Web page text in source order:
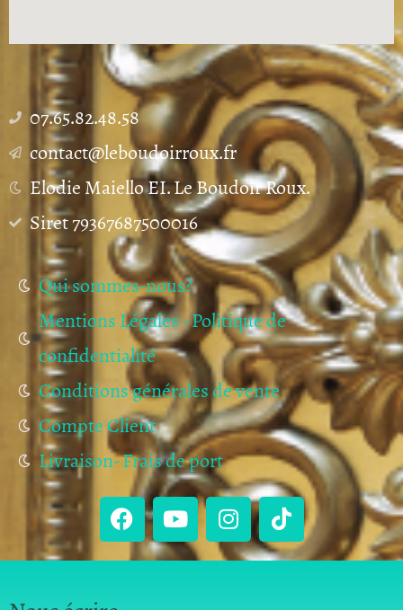
07.65.82.48.58
contact@leboudoirroux.fr
Elodie Maiello EI. Le Boudoir Roux.
Siret 79367687500016
Qui sommes-nous?
Mentions Légales - Politique de
confidentialité
Conditions générales de vente
Compte Client
Livraison- Frais de port